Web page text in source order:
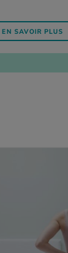
EN SAVOIR PLUS